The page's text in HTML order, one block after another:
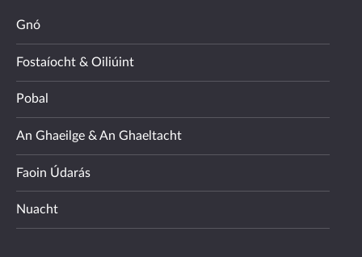
Gnó
Fostaíocht & Oiliúint
Pobal
An Ghaeilge & An Ghaeltacht
Faoin Údarás
Nuacht